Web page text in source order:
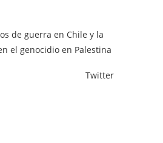
de guerra en Chile y la
el genocidio en Palestina
Twitter